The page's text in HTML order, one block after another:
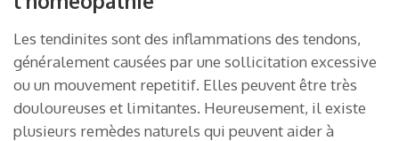
Les tendinites sont des inflammations des tendons,
généralement causées par une sollicitation excessive
ou un mouvement repetitif. Elles peuvent être très
douloureuses et limitantes. Heureusement, il existe
plusieurs remèdes naturels qui peuvent aider à